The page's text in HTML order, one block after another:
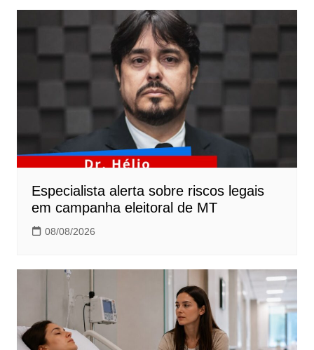
Post
Especialista alerta sobre riscos legais
em campanha eleitoral de MT
08/08/2026